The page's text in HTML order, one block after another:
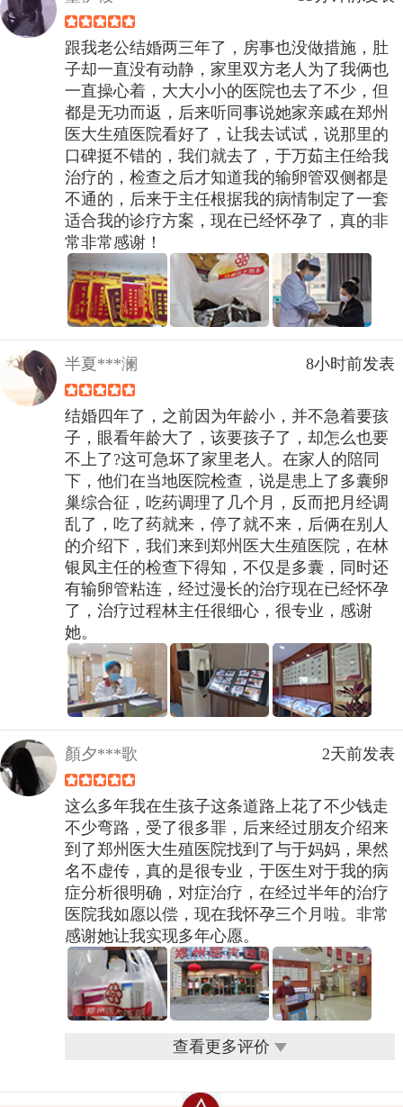
跟我老公结婚两三年了，房事也没做措施，肚
子却一直没有动静，家里双方老人为了我俩也
一直操心着，大大小小的医院也去了不少，但
都是无功而返，后来听同事说她家亲戚在郑州
医大生殖医院看好了，让我去试试，说那里的
口碑挺不错的，我们就去了，于万茹主任给我
治疗的，检查之后才知道我的输卵管双侧都是
不通的，后来于主任根据我的病情制定了一套
适合我的诊疗方案，现在已经怀孕了，真的非
常非常感谢！
半夏***澜 8小时前发表
结婚四年了，之前因为年龄小，并不急着要孩
子，眼看年龄大了，该要孩子了，却怎么也要
不上了?这可急坏了家里老人。在家人的陪同
下，他们在当地医院检查，说是患上了多囊卵
巢综合征，吃药调理了几个月，反而把月经调
乱了，吃了药就来，停了就不来，后俩在别人
的介绍下，我们来到郑州医大生殖医院，在林
银凤主任的检查下得知，不仅是多囊，同时还
有输卵管粘连，经过漫长的治疗现在已经怀孕
了，治疗过程林主任很细心，很专业，感谢
她。
顏夕***歌 2天前发表
这么多年我在生孩子这条道路上花了不少钱走
不少弯路，受了很多罪，后来经过朋友介绍来
到了郑州医大生殖医院找到了与于妈妈，果然
名不虚传，真的是很专业，于医生对于我的病
症分析很明确，对症治疗，在经过半年的治疗
医院我如愿以偿，现在我怀孕三个月啦。非常
感谢她让我实现多年心愿。
查看更多评价